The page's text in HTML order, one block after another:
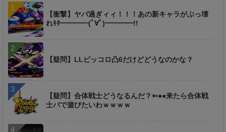
【衝撃】ヤバ過ぎィィ！！！あの新キャラがぶっ壊
れｷﾀ━━━━(ﾟ∀ﾟ)━━━━!!
【疑問】LLピッコロ凸6だけどどうなのかな？
【疑問】合体戦士どうなるんだ？⇐●●来たら合体戦
士パで遊びたいわｗｗｗｗ